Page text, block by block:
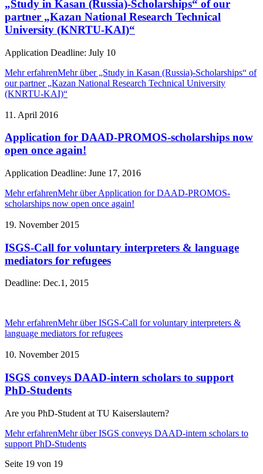
„Study in Kasan (Russia)-Scholarships“ of our
partner „Kazan National Research Technical
University (KNRTU-KAI)“
Application Deadline: July 10
Mehr erfahrenMehr über „Study in Kasan (Russia)-Scholarships“ of
our partner „Kazan National Research Technical University
(KNRTU-KAI)“
11. April 2016
Application for DAAD-PROMOS-scholarships now
open once again!
Application Deadline: June 17, 2016
Mehr erfahrenMehr über Application for DAAD-PROMOS-
scholarships now open once again!
19. November 2015
ISGS-Call for voluntary interpreters & language
mediators for refugees
Deadline: Dec.1, 2015
Mehr erfahrenMehr über ISGS-Call for voluntary interpreters &
language mediators for refugees
10. November 2015
ISGS conveys DAAD-intern scholars to support
PhD-Students
Are you PhD-Student at TU Kaiserslautern?
Mehr erfahrenMehr über ISGS conveys DAAD-intern scholars to
support PhD-Students
Seite 19 von 19